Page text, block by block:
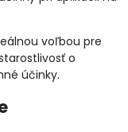
voľbou pre
o
účinky.